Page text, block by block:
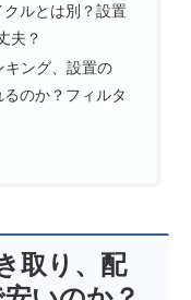
ルとは別？設置
夫？
ング、設置の
のか？フィルタ
取り、配